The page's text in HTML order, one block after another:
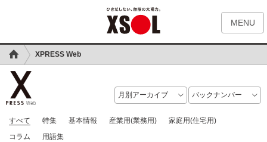
MENU
XPRESS Web
すべて 特集 基本情報 産業用(業務用)
家庭用(住宅用)
コラム
用語集